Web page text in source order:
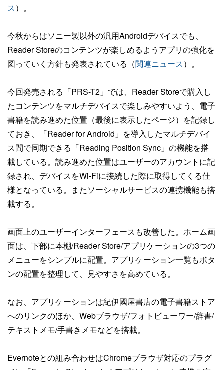
ス）。
今秋からはソニー製以外の汎用Androidデバイスでも、
Reader Storeのコンテンツが楽しめるようアプリの強化を
図っていく方針も発表されている（関連ニュース）。
今回発売される「PRS-T2」では、Reader Storeで購入し
たコンテンツをマルチデバイスで楽しみやすいよう、電子
書籍を読み進めた位置（最後に表示したページ）を記録し
ておき、「Reader for Android」を導入したマルチデバイ
ス間で同期できる「Reading Position Sync」の機能を搭
載している。読み進めた位置はユーザーのアカウントに記
録され、デバイスをWi-Fiに接続した際に取得してくる仕
様となっている。またソーシャルサービスの連携機能も搭
載する。
画面上のユーザーインターフェースも改善した。ホーム画
面は、下部に本棚/Reader Store/アプリケーションの3つの
メニューをシンプルに配置。アプリケーション一覧もボタ
ンの配置を整理して、見やすさを高めている。
なお、アプリケーションは紀伊國屋書店の電子書籍ストア
へのリンクのほか、Webブラウザ/フォトビューワー/辞書/
テキストメモ/手書きメモなどを搭載。
Evernoteとの組み合わせはChromeブラウザ対応のプラグ